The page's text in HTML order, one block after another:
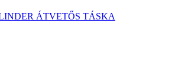
ÁTVETŐS TÁSKA